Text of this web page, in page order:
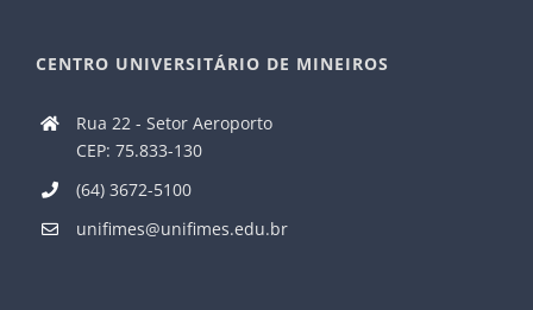
CENTRO UNIVERSITÁRIO DE MINEIROS
Rua 22 - Setor Aeroporto
CEP: 75.833-130
(64) 3672-5100
unifimes@unifimes.edu.br